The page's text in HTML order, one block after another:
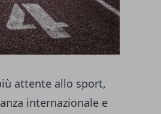
attente allo sport,
internazionale e